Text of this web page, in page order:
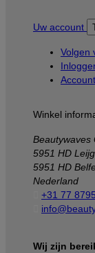
Uw account
Volgen
Winkel
Beautywaves
5951 HD
5951 HD
Nederland
+31 77
Wij zijn